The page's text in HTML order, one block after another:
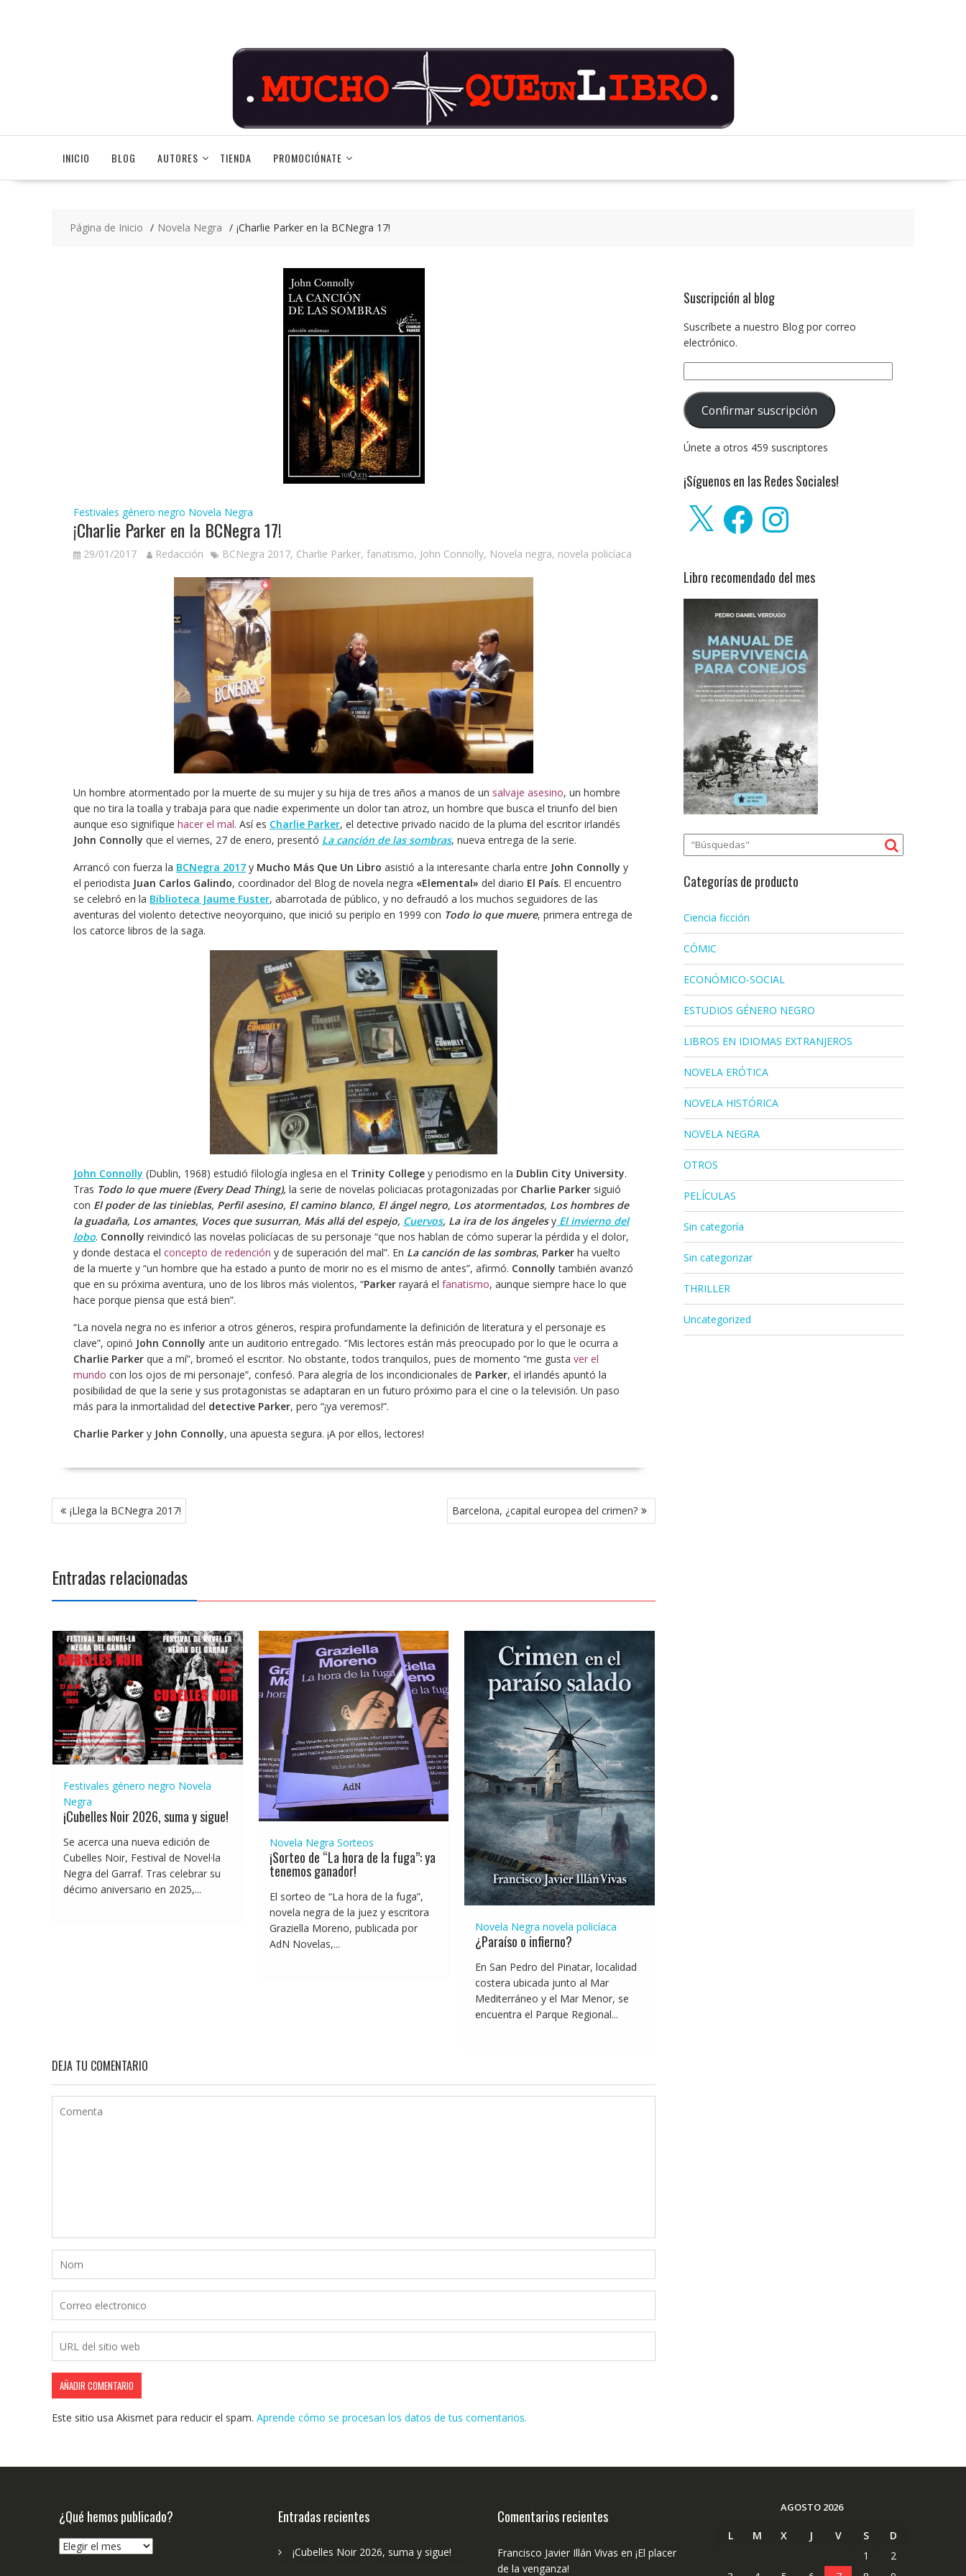
INICIO BLOG AUTORES TIENDA PROMOCIÓNATE
Página de Inicio Novela Negra ¡Charlie Parker en la BCNegra 17!
Festivales género negro Novela Negra
¡Charlie Parker en la BCNegra 17!
29/01/2017 Redacción BCNegra 2017, Charlie Parker, fanatismo, John Connolly, Novela negra, novela policíaca
Un hombre atormentado por la muerte de su mujer y su hija de tres años a manos de un salvaje asesino, un hombre
que no tira la toalla y trabaja para que nadie experimente un dolor tan atroz, un hombre que busca el triunfo del bien
aunque eso signifique hacer el mal. Así es Charlie Parker, el detective privado nacido de la pluma del escritor irlandés
John Connolly que el viernes, 27 de enero, presentó La canción de las sombras, nueva entrega de la serie.
Arrancó con fuerza la BCNegra 2017 y Mucho Más Que Un Libro asistió a la interesante charla entre John Connolly y
el periodista Juan Carlos Galindo, coordinador del Blog de novela negra «Elemental» del diario El País. El encuentro
se celebró en la Biblioteca Jaume Fuster, abarrotada de público, y no defraudó a los muchos seguidores de las
aventuras del violento detective neoyorquino, que inició su periplo en 1999 con Todo lo que muere, primera entrega de
los catorce libros de la saga.
John Connolly (Dublin, 1968) estudió filología inglesa en el Trinity College y periodismo en la Dublin City University.
Tras Todo lo que muere (Every Dead Thing), la serie de novelas policiacas protagonizadas por Charlie Parker siguió
con El poder de las tinieblas, Perfil asesino, El camino blanco, El ángel negro, Los atormentados, Los hombres de
la guadaña, Los amantes, Voces que susurran, Más allá del espejo, Cuervos, La ira de los ángelesy El invierno del
lobo. Connolly reivindicó las novelas policíacas de su personaje “que nos hablan de cómo superar la pérdida y el dolor,
y donde destaca el concepto de redención y de superación del mal”. En La canción de las sombras, Parker ha vuelto
de la muerte y “un hombre que ha estado a punto de morir no es el mismo de antes”, afirmó. Connolly también avanzó
que en su próxima aventura, uno de los libros más violentos, “Parker rayará el fanatismo, aunque siempre hace lo que
hace porque piensa que está bien”.
“La novela negra no es inferior a otros géneros, respira profundamente la definición de literatura y el personaje es
clave”, opinó John Connolly ante un auditorio entregado. “Mis lectores están más preocupado por lo que le ocurra a
Charlie Parker que a mí”, bromeó el escritor. No obstante, todos tranquilos, pues de momento “me gusta ver el
mundo con los ojos de mi personaje”, confesó. Para alegría de los incondicionales de Parker, el irlandés apuntó la
posibilidad de que la serie y sus protagonistas se adaptaran en un futuro próximo para el cine o la televisión. Un paso
más para la inmortalidad del detective Parker, pero “¡ya veremos!”.
Charlie Parker y John Connolly, una apuesta segura. ¡A por ellos, lectores!
Navegación
de
¡Llega la BCNegra 2017! Barcelona, ¿capital europea del crimen?
Entradas relacionadas
Festivales género negro Novela
Negra
¡Cubelles Noir 2026, suma y sigue!
Se acerca una nueva edición de
Cubelles Noir, Festival de Novel·la
Negra del Garraf. Tras celebrar su
décimo aniversario en 2025,...
Novela Negra Sorteos
¡Sorteo de “La hora de la fuga”: ya
tenemos ganador!
El sorteo de “La hora de la fuga”,
novela negra de la juez y escritora
Graziella Moreno, publicada por
AdN Novelas,...
Novela Negra novela policíaca
¿Paraíso o infierno?
En San Pedro del Pinatar, localidad
costera ubicada junto al Mar
Mediterráneo y el Mar Menor, se
encuentra el Parque Regional...
DEJA TU COMENTARIO
Este sitio usa Akismet para reducir el spam. Aprende cómo se procesan los datos de tus comentarios.
Suscripción al blog
Suscríbete a nuestro Blog por correo
electrónico.
de
correo
electrónico:
Confirmar suscripción
Únete a otros 459 suscriptores
¡Síguenos en las Redes Sociales!
FacebookInstagram
Libro recomendado del mes
Categorías de producto
Ciencia ficción
CÓMIC
ECONÓMICO-SOCIAL
ESTUDIOS GÉNERO NEGRO
LIBROS EN IDIOMAS EXTRANJEROS
NOVELA ERÓTICA
NOVELA HISTÓRICA
NOVELA NEGRA
OTROS
PELÍCULAS
Sin categoría
Sin categorizar
THRILLER
Uncategorized
¿Qué hemos publicado?
¿Qué
Entradas recientes
¡Cubelles Noir 2026, suma y sigue!
Comentarios recientes
Francisco Javier Illán Vivas en ¡El placer
de la venganza!
AGOSTO 2026
L M X J V S
D
1
2